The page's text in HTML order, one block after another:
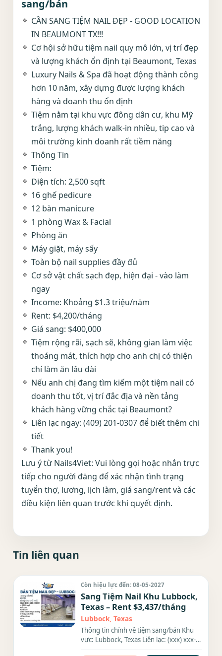
sang/bán
CẦN SANG TIỆM NAIL ĐẸP - GOOD LOCATION
IN BEAUMONT TX!!!
Cơ hội sở hữu tiệm nail quy mô lớn, vị trí đẹp
và lượng khách ổn định tại Beaumont, Texas
Luxury Nails & Spa đã hoạt động thành công
hơn 10 năm, xây dựng được lượng khách
hàng và doanh thu ổn định
Tiệm nằm tại khu vực đông dân cư, khu Mỹ
trắng, lượng khách walk-in nhiều, tip cao và
môi trường kinh doanh rất tiềm năng
Thông Tin
Tiệm:
Diện tích: 2,500 sqft
16 ghế pedicure
12 bàn manicure
1 phòng Wax & Facial
Phòng ăn
Máy giặt, máy sấy
Toàn bộ nail supplies đầy đủ
Cơ sở vật chất sạch đẹp, hiện đại - vào làm
ngay
Income: Khoảng $1.3 triệu/năm
Rent: $4,200/tháng
Giá sang: $400,000
Tiệm rộng rãi, sạch sẽ, không gian làm việc
thoáng mát, thích hợp cho anh chị có thiện
chí làm ăn lâu dài
Nếu anh chị đang tìm kiếm một tiệm nail có
doanh thu tốt, vị trí đắc địa và nền tảng
khách hàng vững chắc tại Beaumont?
Liên lạc ngay: (409) 201-0307 để biết thêm chi
tiết
Thank you!
Lưu ý từ Nails4Viet: Vui lòng gọi hoặc nhắn trực
tiếp cho người đăng để xác nhận tình trạng
tuyển thợ, lương, lịch làm, giá sang/rent và các
điều kiện liên quan trước khi quyết định.
Tin liên quan
Còn hiệu lực đến: 08-05-2027
Sang Tiệm Nail Khu Lubbock,
Texas – Rent $3,437/tháng
Lubbock, Texas
Thông tin chính về tiệm sang/bán Khu
vực: Lubbock, Texas Liên lạc: (xxx) xxx-